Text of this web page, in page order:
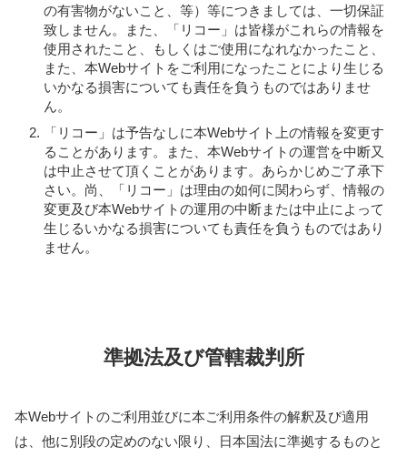
の有害物がないこと、等）等につきましては、一切保証
致しません。また、「リコー」は皆様がこれらの情報を
使用されたこと、もしくはご使用になれなかったこと、
また、本Webサイトをご利用になったことにより生じる
いかなる損害についても責任を負うものではありませ
ん。
「リコー」は予告なしに本Webサイト上の情報を変更す
ることがあります。また、本Webサイトの運営を中断又
は中止させて頂くことがあります。あらかじめご了承下
さい。尚、「リコー」は理由の如何に関わらず、情報の
変更及び本Webサイトの運用の中断または中止によって
生じるいかなる損害についても責任を負うものではあり
ません。
準拠法及び管轄裁判所
本Webサイトのご利用並びに本ご利用条件の解釈及び適用
は、他に別段の定めのない限り、日本国法に準拠するものと